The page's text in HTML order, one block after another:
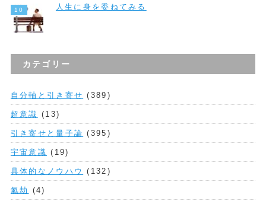
人生に身を委ねてみる
カテゴリー
自分軸と引き寄せ (389)
超意識 (13)
引き寄せと量子論 (395)
宇宙意識 (19)
具体的なノウハウ (132)
氣劫 (4)